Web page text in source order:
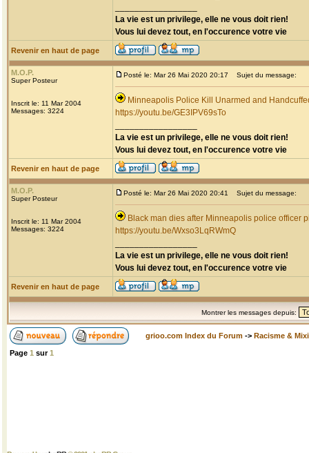
La vie est un privilege, elle ne vous doit rien!
Vous lui devez tout, en l'occurence votre vie
Revenir en haut de page
M.O.P.
Super Posteur
Inscrit le: 11 Mar 2004
Messages: 3224
Posté le: Mar 26 Mai 2020 20:17 Sujet du message:
Minneapolis Police Kill Unarmed and
https://youtu.be/GE3IPV69sTo
La vie est un privilege, elle ne vous doit rien!
Vous lui devez tout, en l'occurence votre vie
Revenir en haut de page
M.O.P.
Super Posteur
Inscrit le: 11 Mar 2004
Messages: 3224
Posté le: Mar 26 Mai 2020 20:41 Sujet du message:
Black man dies after Minneapolis police officer
https://youtu.be/Wxso3LqRWmQ
La vie est un privilege, elle ne vous doit rien!
Vous lui devez tout, en l'occurence votre vie
Revenir en haut de page
Montrer les messages depuis:
grioo.com Index du Forum -> Racisme &
Page 1 sur1